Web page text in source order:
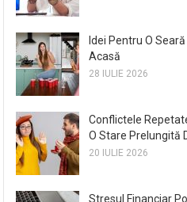
Idei Pentru O
Acasă
28 IULIE 2026
Conflictele
O Stare Prelungită
20 IULIE 2026
Stresul Financiar